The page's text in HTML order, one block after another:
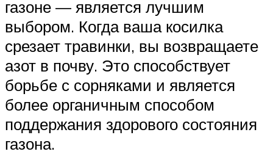
газоне — является лучшим
выбором. Когда ваша косилка
срезает травинки, вы возвращаете
азот в почву. Это способствует
борьбе с сорняками и является
более органичным способом
поддержания здорового состояния
газона.